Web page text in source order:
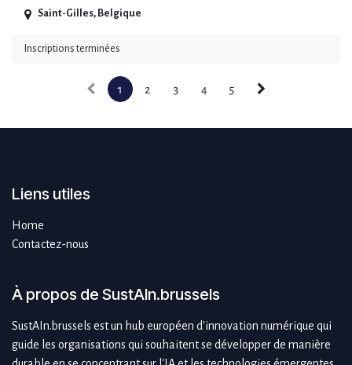
Saint-Gilles, Belgique
Inscriptions terminées
1 2 3 4 5
Liens utiles
Home
Contactez-nous
À propos de SustAIn.brussels
SustAIn.brussels est un hub européen d'innovation numérique qui
guide les organisations qui souhaitent se développer de manière